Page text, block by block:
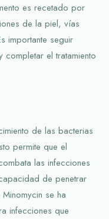
es recetado por
de la piel, vías
importante seguir
el tratamiento
de las bacterias
permite que el
las infecciones
de penetrar
se ha
infecciones que